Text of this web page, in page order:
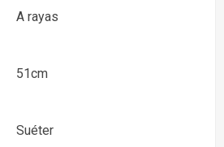
A rayas
51cm
Suéter